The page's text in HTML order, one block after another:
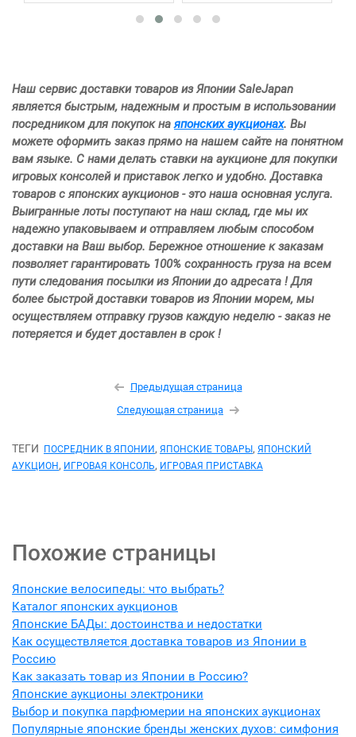
Наш сервис доставки товаров из Японии SaleJapan
является быстрым, надежным и простым в использовании
посредником для покупок на японских аукционах. Вы
можете оформить заказ прямо на нашем сайте на понятном
вам языке. С нами делать ставки на аукционе для покупки
игровых консолей и приставок легко и удобно. Доставка
товаров с японских аукционов - это наша основная услуга.
Выигранные лоты поступают на наш склад, где мы их
надежно упаковываем и отправляем любым способом
доставки на Ваш выбор. Бережное отношение к заказам
позволяет гарантировать 100% сохранность груза на всем
пути следования посылки из Японии до адресата ! Для
более быстрой доставки товаров из Японии морем, мы
осуществляем отправку грузов каждую неделю - заказ не
потеряется и будет доставлен в срок !
Предыдущая страница
Следующая страница
ТЕГИ ПОСРЕДНИК В ЯПОНИИ, ЯПОНСКИЕ ТОВАРЫ, ЯПОНСКИЙ
АУКЦИОН, ИГРОВАЯ КОНСОЛЬ, ИГРОВАЯ ПРИСТАВКА
Похожие страницы
Японские велосипеды: что выбрать?
Каталог японских аукционов
Японские БАДы: достоинства и недостатки
Как осуществляется доставка товаров из Японии в
Россию
Как заказать товар из Японии в Россию?
Японские аукционы электроники
Выбор и покупка парфюмерии на японских аукционах
Популярные японские бренды женских духов: симфония